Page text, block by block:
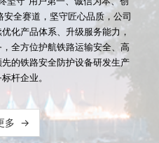
全赛道，坚守匠心品质，公司
化产品体系、升级服务能力，
全方位护航铁路运输安全、高
的铁路安全防护设备研发生产
杆企业。
多 →